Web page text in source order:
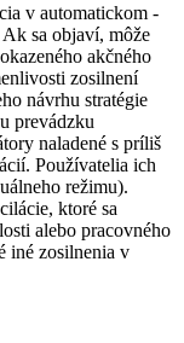
v automatickom
sa objaví, môže
akčného
zosilnení
návrhu stratégie
prevádzku
naladené s príliš
Používatelia ich
režimu).
ktoré sa
alebo pracovného
iné zosilnenia v